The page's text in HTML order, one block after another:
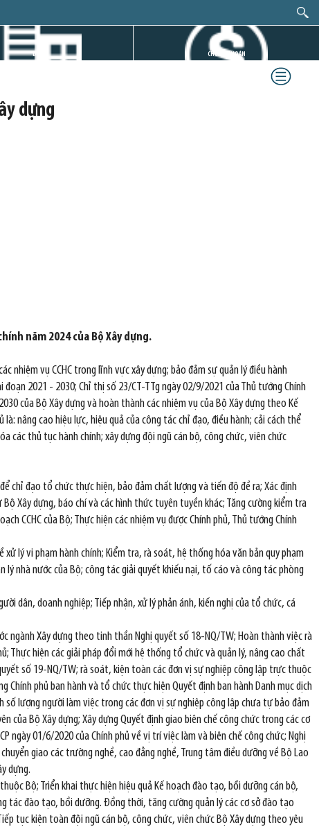
DỰ ÁN CHỨNG KHOÁN
dựng
năm 2024 của Bộ Xây dựng.
nhiệm vụ CCHC trong lĩnh vực xây dựng; bảo đảm sự quản lý điều hành
2021 - 2030; Chỉ thị số 23/CT-TTg ngày 02/9/2021 của Thủ tướng Chính
của Bộ Xây dựng và hoàn thành các nhiệm vụ của Bộ Xây dựng theo Kế
nâng cao hiệu lực, hiệu quả của công tác chỉ đạo, điều hành; cải cách thể
các thủ tục hành chính; xây dựng đội ngũ cán bộ, công chức, viên chức
chỉ đạo tổ chức thực hiện, bảo đảm chất lượng và tiến độ đề ra; Xác định
Xây dựng, báo chí và các hình thức tuyên tuyền khác; Tăng cường kiểm tra
CCHC của Bộ; Thực hiện các nhiệm vụ được Chính phủ, Thủ tướng Chính
lý vi phạm hành chính; Kiểm tra, rà soát, hệ thống hóa văn bản quy phạm
nhà nước của Bộ; công tác giải quyết khiếu nại, tố cáo và công tác phòng
dân, doanh nghiệp; Tiếp nhận, xử lý phản ánh, kiến nghị của tổ chức, cá
ngành Xây dựng theo tinh thần Nghị quyết số 18-NQ/TW; Hoàn thành việc rà
Thực hiện các giải pháp đổi mới hệ thống tổ chức và quản lý, nâng cao chất
số 19-NQ/TW; rà soát, kiện toàn các đơn vị sự nghiệp công lập trực thuộc
phủ ban hành và tổ chức thực hiện Quyết định ban hành Danh mục dịch
số lượng người làm việc trong các đơn vị sự nghiệp công lập chưa tự bảo đảm
của Bộ Xây dựng; Xây dựng Quyết định giao biên chế công chức trong các cơ
ngày 01/6/2020 của Chính phủ về vị trí việc làm và biên chế công chức; Nghị
giao các trường nghề, cao đẳng nghề, Trung tâm điều dưỡng về Bộ Lao
dựng.
Bộ; Triển khai thực hiện hiệu quả Kế hoạch đào tạo, bồi dưỡng cán bộ,
tác đào tạo, bồi dưỡng. Đồng thời, tăng cường quản lý các cơ sở đào tạo
tục kiện toàn đội ngũ cán bộ, công chức, viên chức Bộ Xây dựng theo yêu